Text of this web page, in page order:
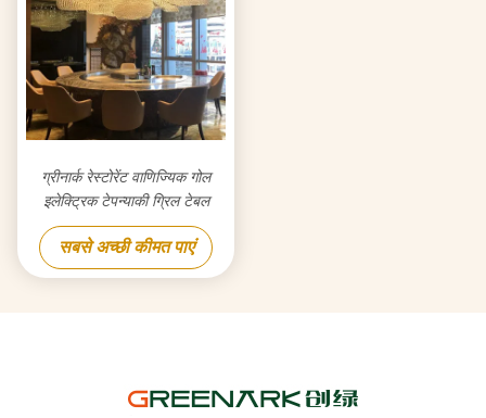
ग्रीनार्क रेस्टोरेंट वाणिज्यिक गोल
इलेक्ट्रिक टेपन्याकी ग्रिल टेबल
सबसे अच्छी कीमत पाएं